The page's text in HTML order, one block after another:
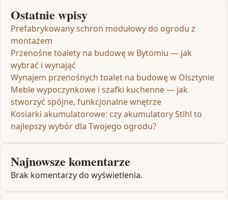
Ostatnie wpisy
Prefabrykowany schron modułowy do ogrodu z
montażem
Przenośne toalety na budowę w Bytomiu — jak
wybrać i wynająć
Wynajem przenośnych toalet na budowę w Olsztynie
Meble wypoczynkowe i szafki kuchenne — jak
stworzyć spójne, funkcjonalne wnętrze
Kosiarki akumulatorowe: czy akumulatory Stihl to
najlepszy wybór dla Twojego ogrodu?
Najnowsze komentarze
Brak komentarzy do wyświetlenia.